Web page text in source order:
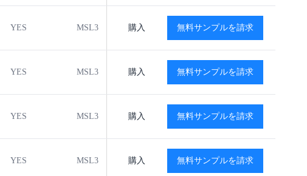
YES MSL3 -40℃ to +125℃ 閲覧
購入 無料サンプルを請求
YES MSL3 -40℃ to +125℃ 閲覧
購入 無料サンプルを請求
YES MSL3 -40℃ to +125℃ 閲覧
購入 無料サンプルを請求
YES MSL3 -40℃ to +125℃ 閲覧
購入 無料サンプルを請求